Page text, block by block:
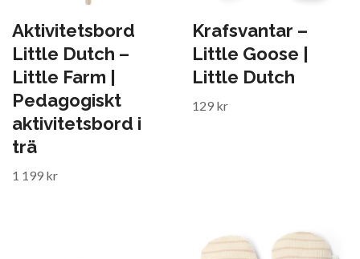
Aktivitetsbord
Little Dutch –
Little Farm |
Pedagogiskt
aktivitetsbord i
trä
1 199 kr
Krafsvantar –
Little Goose |
Little Dutch
129 kr